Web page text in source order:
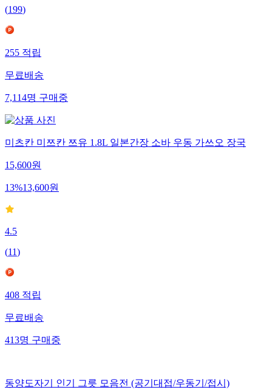
(199)
255 적립
무료배송
7,114명 구매중
미츠칸 미쯔칸 쯔유 1.8L 일본간장 소바 우동 가쓰오 장국
15,600원
13%13,600원
4.5
(11)
408 적립
무료배송
413명 구매중
동양도자기 인기 그릇 모음전 (공기대접/우동기/접시)